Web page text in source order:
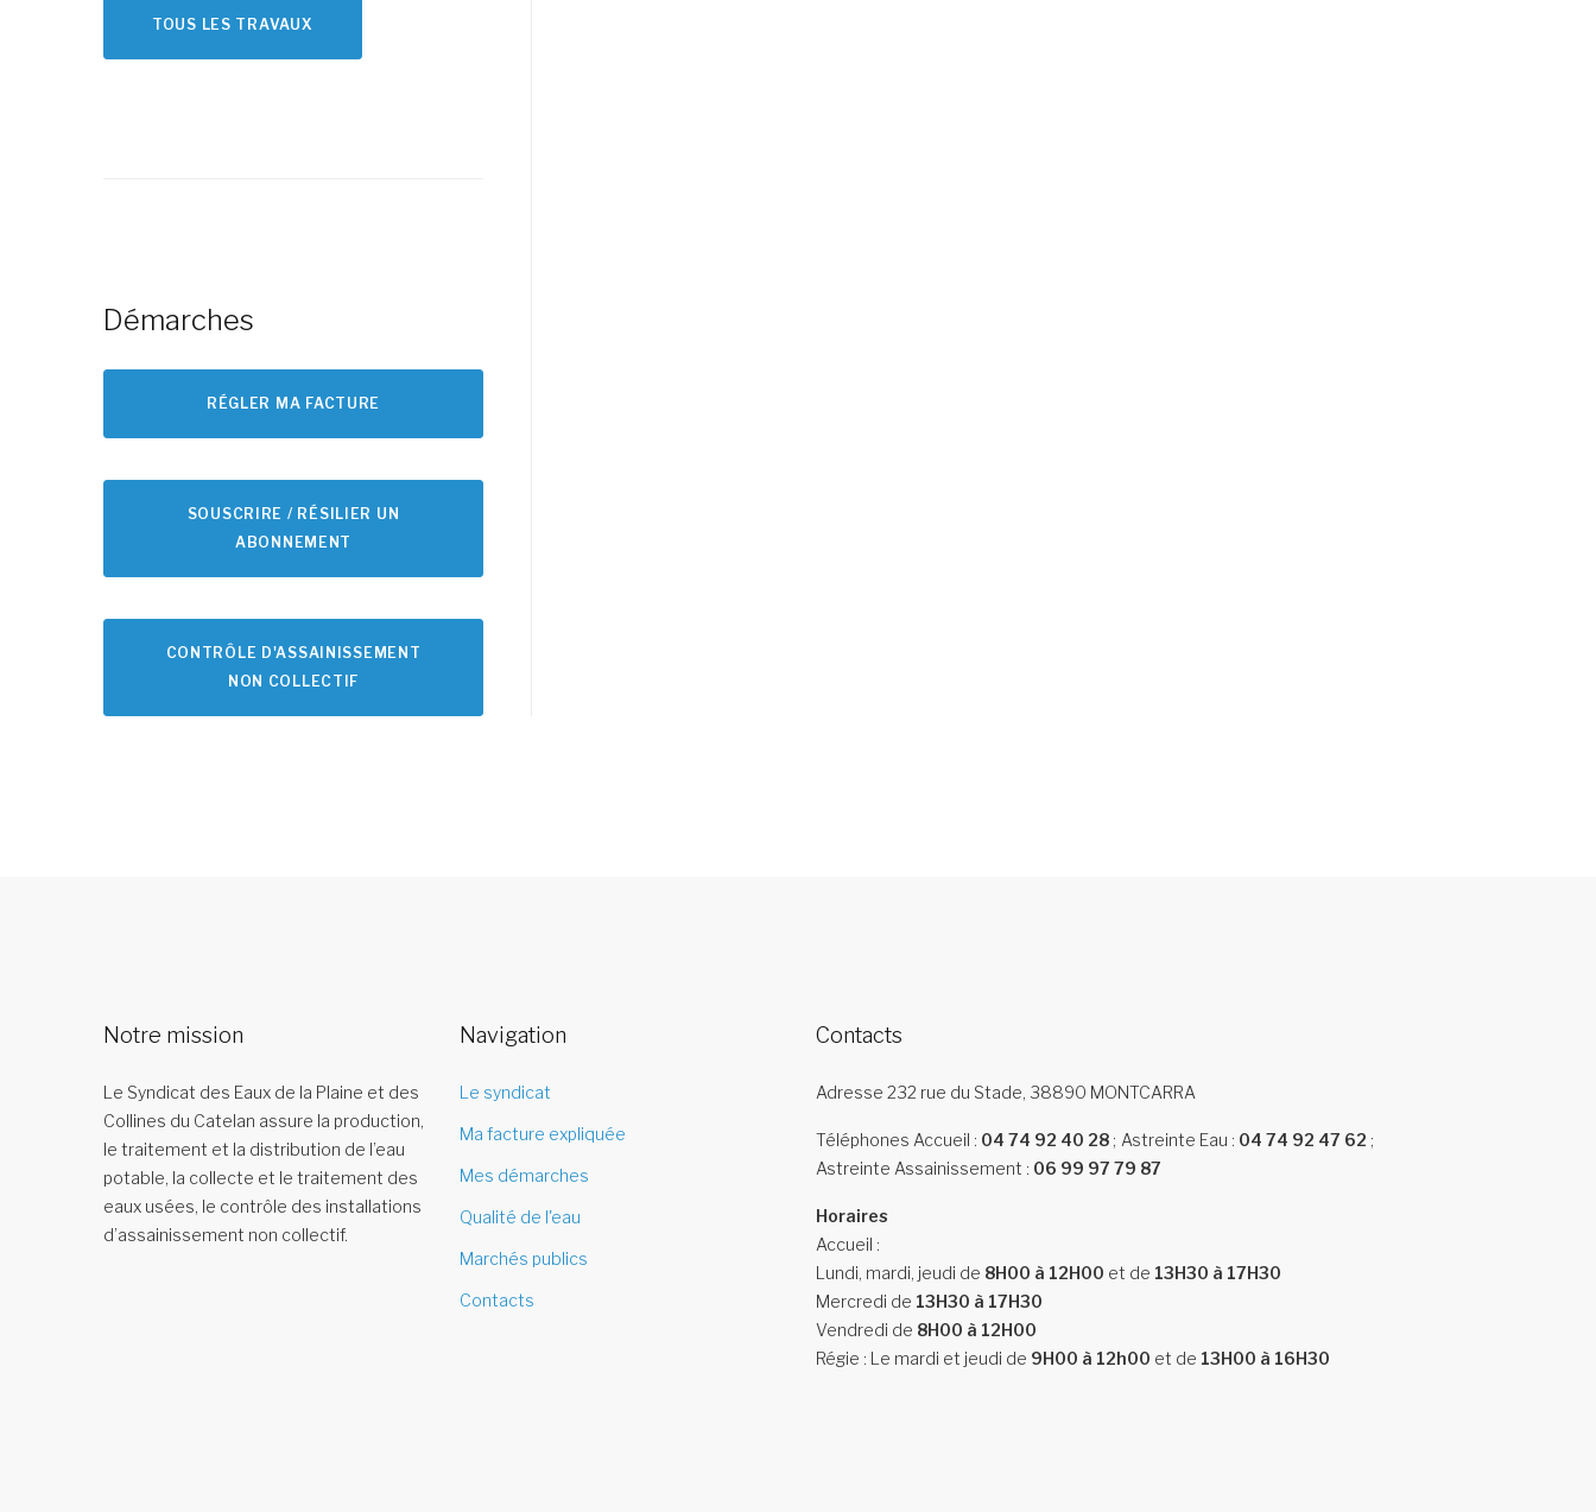
TOUS LES TRAVAUX
Démarches
RÉGLER MA FACTURE
SOUSCRIRE / RÉSILIER UN
ABONNEMENT
CONTRÔLE D'ASSAINISSEMENT
NON COLLECTIF
Notre mission
Le Syndicat des Eaux de la Plaine et des
Collines du Catelan assure la production,
le traitement et la distribution de l’eau
potable, la collecte et le traitement des
eaux usées, le contrôle des installations
d’assainissement non collectif.
Navigation
Le syndicat
Ma facture expliquée
Mes démarches
Qualité de l'eau
Marchés publics
Contacts
Contacts
Adresse 232 rue du Stade, 38890 MONTCARRA
Téléphones Accueil : 04 74 92 40 28 Astreinte Eau : 04 74 92 47 62
Astreinte Assainissement : 06 99 97 79 87
Horaires
Accueil :
Lundi, mardi, jeudi de 8H00 à 12H00 et de 13H30 à 17H30
Mercredi de 13H30 à 17H30
Vendredi de 8H00 à 12H00
Régie : Le mardi et jeudi de 9H00 à 12h00 et de 13H00 à 16H30